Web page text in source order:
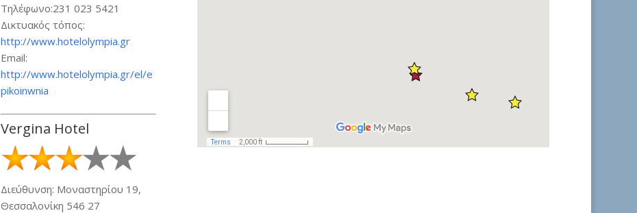
Τηλέφωνο:231 023 5421
Δικτυακός τόπος:
http://www.hotelolympia.gr
Email:
http://www.hotelolympia.gr/el/e
pikoinwnia
Vergina Hotel
Διεύθυνση: Μοναστηρίου 19,
Θεσσαλονίκη 546 27